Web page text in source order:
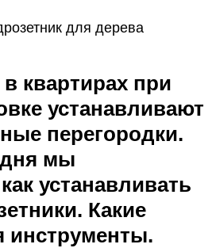
для дерева
квартирах при
устанавливают
перегородки.
мы
устанавливать
Какие
инструменты.